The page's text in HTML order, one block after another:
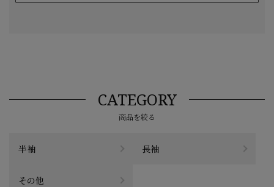
CATEGORY
商品を絞る
半袖 長袖
その他